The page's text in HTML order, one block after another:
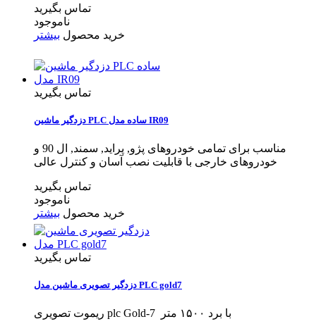
تماس بگیرید
ناموجود
خرید محصول بیشتر
تماس بگیرید
دزدگیر ماشین PLC ساده مدل IR09
مناسب برای تمامی خودروهای پژو, پراید, سمند, ال 90 و
خودروهای خارجی با قابلیت نصب آسان و کنترل عالی
تماس بگیرید
ناموجود
خرید محصول بیشتر
تماس بگیرید
دزدگیر تصویری ماشین مدل PLC gold7
ریموت تصویری plc Gold-7 با برد ۱۵۰۰ متر